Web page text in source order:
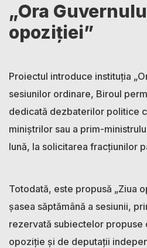
„Ora
opoziției”
Proiectul introduce instituția
sesiunilor ordinare, Biroul
dedicată dezbaterilor politice
miniștrilor sau a prim-
lună, la solicitarea fracțiunilor
Totodată, este propusă „Ziua
șasea săptămână a sesiunii,
rezervată subiectelor propuse
opoziție și de deputații